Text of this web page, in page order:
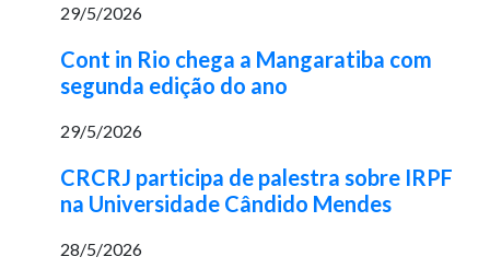
29/5/2026
Cont in Rio chega a Mangaratiba com
segunda edição do ano
29/5/2026
CRCRJ participa de palestra sobre IRPF
na Universidade Cândido Mendes
28/5/2026